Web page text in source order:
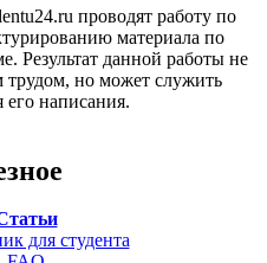
проводят работу по
материала по
Результат данной работы не
трудом, но может служить
его написания.
для студента